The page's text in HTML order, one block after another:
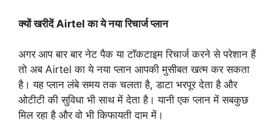
क्यों खरीदें Airtel का ये नया रिचार्ज प्लान
अगर आप बार बार नेट पैक या टॉकटाइम रिचार्ज करने से परेशान हैं
तो अब Airtel का ये नया प्लान आपकी मुसीबत खत्म कर सकता
है। यह प्लान लंबे समय तक चलता है, डाटा भरपूर देता है और
ओटीटी की सुविधा भी साथ में देता है। यानी एक प्लान में सबकुछ
मिल रहा है और वो भी किफायती दाम में।